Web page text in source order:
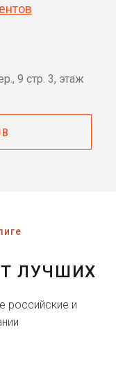
9 стр. 3, этаж
ЛУЧШИХ
российские и